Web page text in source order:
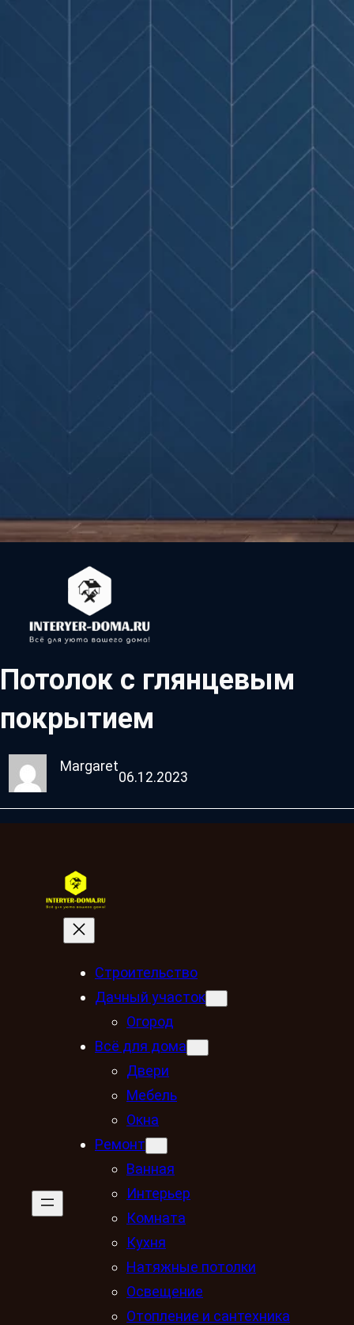
Потолок с глянцевым
покрытием
Margaret
06.12.2023
Строительство
Дачный участок
Огород
Всё для дома
Двери
Мебель
Окна
Ремонт
Ванная
Интерьер
Комната
Кухня
Натяжные потолки
Освещение
Отопление и сантехника